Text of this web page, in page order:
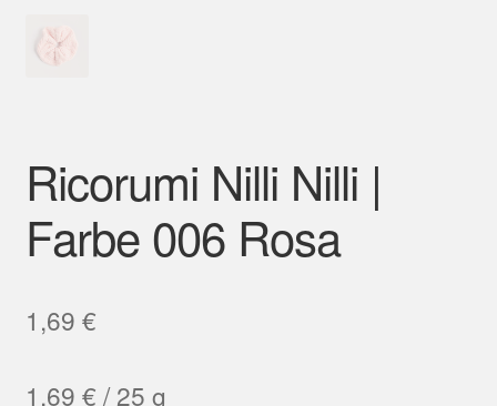
Ricorumi Nilli Nilli |
Farbe 006 Rosa
1,69 €
1,69 € /25 g